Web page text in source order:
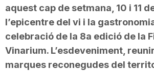
aquest cap de setmana, 10 i 11
l’epicentre del vi i la
celebració de la 8a edició de la
Vinarium. L’esdeveniment,
marques reconegudes del